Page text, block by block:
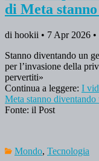
di Meta
di hookii • 7 Apr 2026 •
Stanno diventando un
per l’invasione della
pervertiti»
Continua a leggere: I
Meta stanno diventando
Fonte: il Post
Mondo, Tecnologia